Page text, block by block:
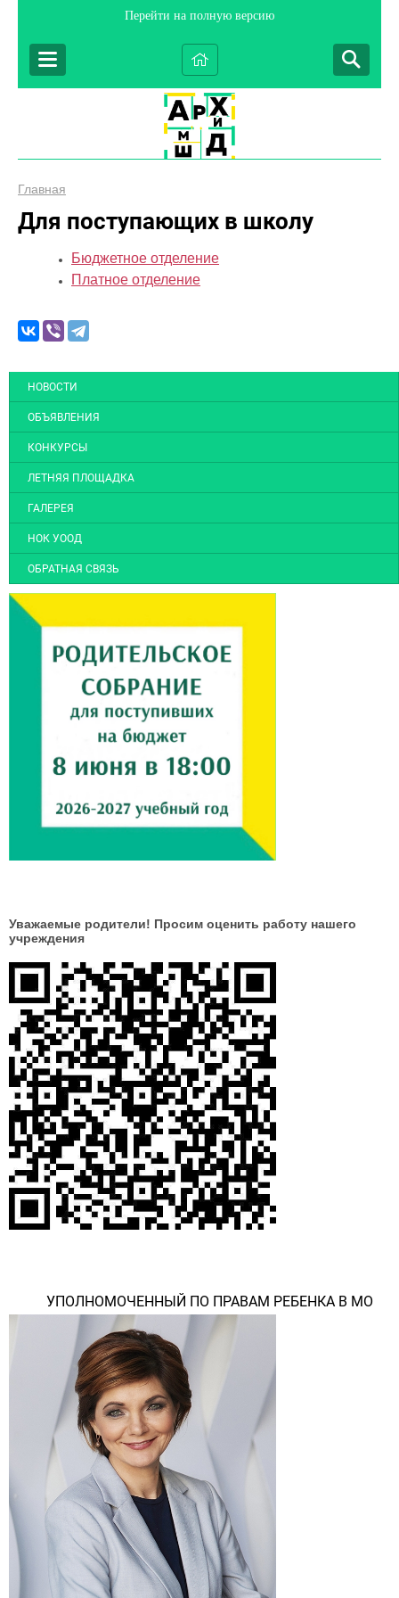
Перейти на полную версию
Главная
Для поступающих в школу
Бюджетное отделение
Платное отделение
НОВОСТИ
ОБЪЯВЛЕНИЯ
КОНКУРСЫ
ЛЕТНЯЯ ПЛОЩАДКА
ГАЛЕРЕЯ
НОК УООД
ОБРАТНАЯ СВЯЗЬ
Уважаемые родители! Просим оценить работу нашего
учреждения
УПОЛНОМОЧЕННЫЙ ПО ПРАВАМ РЕБЕНКА В МО